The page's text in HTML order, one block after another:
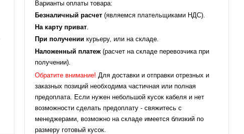
Варианты оплаты товара:
Безналичный расчет (являемся плательщиками НДС).
На карту приват.
При получении курьеру, или на складе.
Наложенный платеж(расчет на складе перевозчика при
получении).
Обратите внимание! Для доставки и отправки отрезных и
заказных позиций необходима частичная или полная
предоплата. Если нужен небольшой кусок кабеля и нет
возможности сделать предоплату - свяжитесь с
менеджерами, возможно на складе имеется близкий по
размеру готовый кусок.